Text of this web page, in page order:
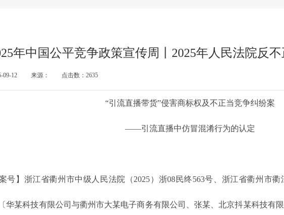
年中国公平竞争政策宣传周丨2025年人民法院反
09-12 来源： 点击数：2635
“引流直播带货”侵害商标权及不正当竞争纠纷案
——引流直播中仿冒混淆行为的认定
】浙江省衢州市中级人民法院（2025）浙08民终563号、浙江省衢州市衢
华某科技有限公司与衢州市大某电子商务有限公司、张某、北京抖某科技有